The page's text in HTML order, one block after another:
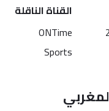
القناة الناقلة
ONTime
Sports